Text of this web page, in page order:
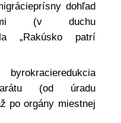
dohľad
(v duchu
„Rakúsko patrí
(od úradu
po orgány miestnej